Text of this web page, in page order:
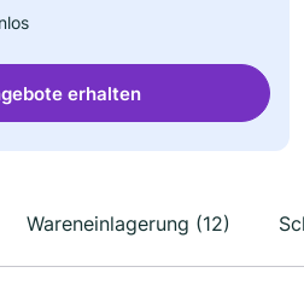
erhalten
Wareneinlagerung (12)